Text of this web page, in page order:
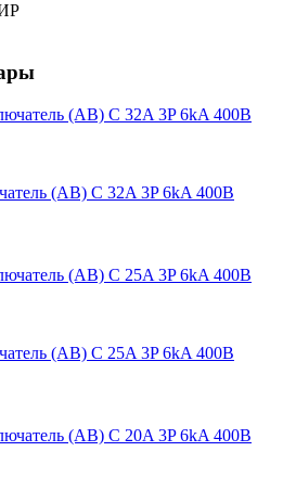
(АВ) C 32A 3P 6kA 400В
(АВ) C 25A 3P 6kA 400В